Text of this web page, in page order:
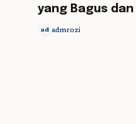
yang Bagus
ad admrozi